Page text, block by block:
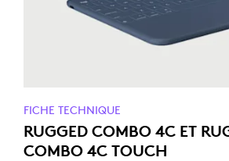
FICHE TECHNIQUE
RUGGED COMBO 4C ET
COMBO 4C TOUCH